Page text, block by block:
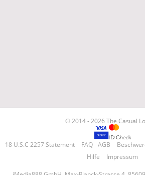
© 2014 - 2026 The Casual
18 U.S.C 2257 Statement FAQ AGB
Hilfe
Impressum